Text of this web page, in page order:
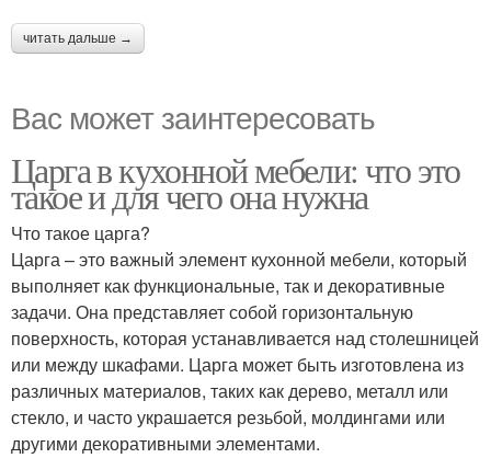
читать дальше →
Вас может заинтересовать
Царга в кухонной мебели: что это
такое и для чего она нужна
Что такое царга?
Царга – это важный элемент кухонной мебели, который
выполняет как функциональные, так и декоративные
задачи. Она представляет собой горизонтальную
поверхность, которая устанавливается над столешницей
или между шкафами. Царга может быть изготовлена из
различных материалов, таких как дерево, металл или
стекло, и часто украшается резьбой, молдингами или
другими декоративными элементами.